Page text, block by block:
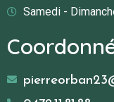
Samedi -